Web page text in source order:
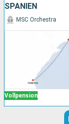
SPANIEN
Vollpension
MSC Orchestra